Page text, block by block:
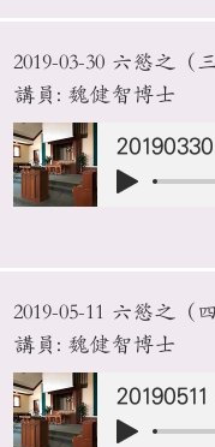
2019-03-30 六慾之（
講員: 魏健智博士
2019-05-11 六慾之（
講員: 魏健智博士